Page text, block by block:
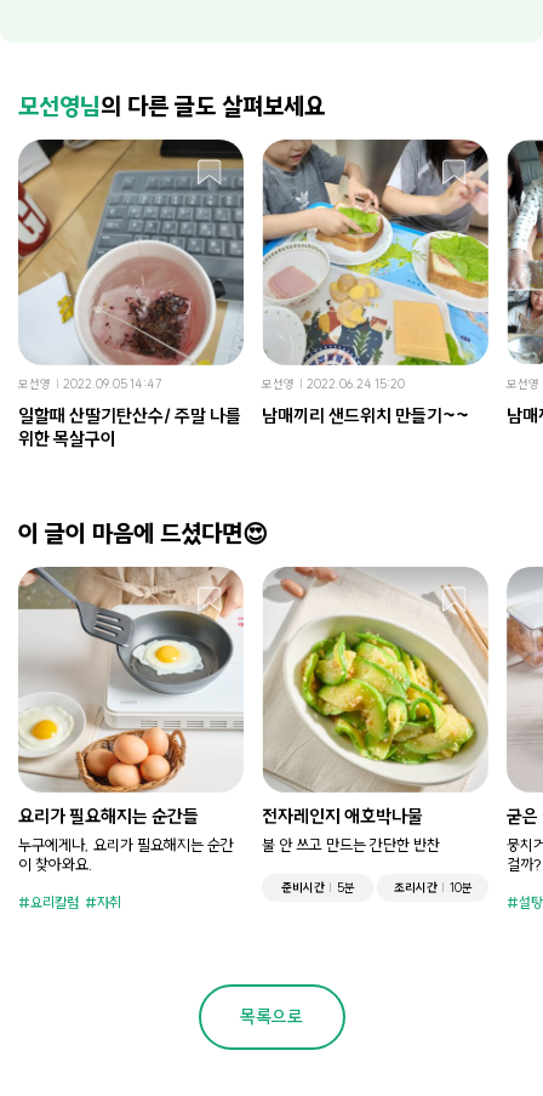
모선영님의 다른 글도 살펴보세요
모선영 2022.09.05 14:47
일할때 산딸기탄산수/ 주말 나를
위한 목살구이
모선영 2022.06.24 15:20
남매끼리 샌드위치 만들기~~
모선영
남
이 글이 마음에 드셨다면😍
요리가 필요해지는 순간들
누구에게나, 요리가 필요해지는 순간
이 찾아와요.
요리칼럼 자취
전자레인지 애호박나물
불 안 쓰고 만드는 간단한 반찬
준비시간 5분 조리시간 10분
굳은
뭉치
걸까?
설탕
목록으로